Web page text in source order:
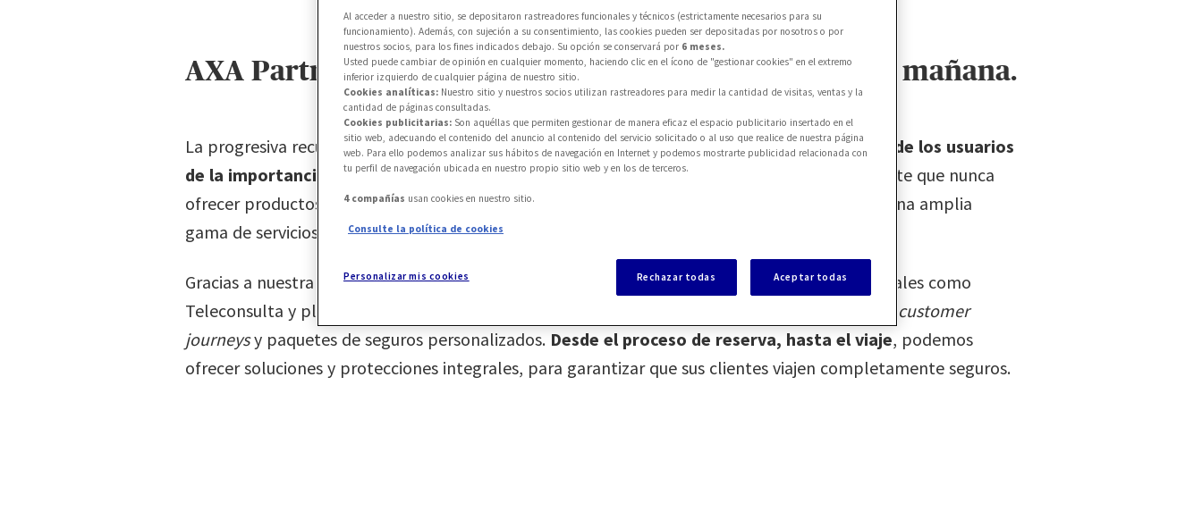
AXA Partners: haciendo los viajes más seguros, hoy y mañana.
La progresiva recuperación del sector tras la pandemia y lacada vez mayor concienciación de los usuarios
de la importancia de viajar protegidoante cualquier imprevisto hace que sea más importante que nunca
ofrecer productos compleetos, adaptados a la situación actual. En AXA Partners, ofrecemos una amplia
gama de servicios para que todos puedan viajar sin preocupaciones.
Gracias a nuestra amplia red de proveedores sanitarios y hospitales, a las herramdientas digitales como
Teleconsulta y plataformas globales de comercio electrónico, tenemos capacidad para crear customer
journeysy paquetes de seguros personalizados. Desde el proceso de reserva, hasta el viaje, podemos
ofrecer soluciones y protecciones integrales, para garantizar que sus clientes viajen completamente seguros.
Al acceder a nuestro sitio, se depositaron rastreadores funcionales y técnicos (estrictamente necesarios para su
funcionamiento). Además, con sujeción a su consentimiento, las cookies pueden ser depositadas por nosotros o por
nuestros socios, para los fines indicados debajo. Su opción se conservará por 6 meses.
Usted puede cambiar de opinión en cualquier momento, haciendo clic en el ícono de "gestionar cookies" en el extremo
inferior izquierdo de cualquier página de nuestro sitio.
Cookies analíticas: Nuestro sitio y nuestros socios utilizan rastreadores para medir la cantidad de visitas, ventas y la
cantidad de páginas consultadas.
Cookies publicitarias: Son aquéllas que permiten gestionar de manera eficaz el espacio publicitario insertado en el
sitio web, adecuando el contenido del anuncio al contenido del servicio solicitado o al uso que realice de nuestra página
web. Para ello podemos analizar sus hábitos de navegación en Internet y podemos mostrarte publicidad relacionada con
tu perfil de navegación ubicada en nuestro propio sitio web y en los de terceros.
4 compañías usan cookies en nuestro sitio.
Consulte la política de cookies
Rechazar todas Aceptar todas
Personalizar mis cookies